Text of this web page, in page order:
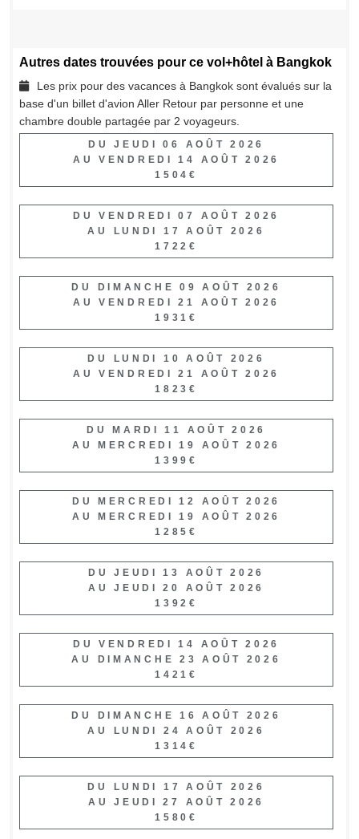
Autres dates trouvées pour ce vol+hôtel à Bangkok
Les prix pour des vacances à Bangkok sont évalués sur la
base d'un billet d'avion Aller Retour par personne et une
chambre double partagée par 2 voyageurs.
DU JEUDI 06 AOÛT 2026
AU VENDREDI 14 AOÛT 2026
1504€
DU VENDREDI 07 AOÛT 2026
AU LUNDI 17 AOÛT 2026
1722€
DU DIMANCHE 09 AOÛT 2026
AU VENDREDI 21 AOÛT 2026
1931€
DU LUNDI 10 AOÛT 2026
AU VENDREDI 21 AOÛT 2026
1823€
DU MARDI 11 AOÛT 2026
AU MERCREDI 19 AOÛT 2026
1399€
DU MERCREDI 12 AOÛT 2026
AU MERCREDI 19 AOÛT 2026
1285€
DU JEUDI 13 AOÛT 2026
AU JEUDI 20 AOÛT 2026
1392€
DU VENDREDI 14 AOÛT 2026
AU DIMANCHE 23 AOÛT 2026
1421€
DU DIMANCHE 16 AOÛT 2026
AU LUNDI 24 AOÛT 2026
1314€
DU LUNDI 17 AOÛT 2026
AU JEUDI 27 AOÛT 2026
1580€